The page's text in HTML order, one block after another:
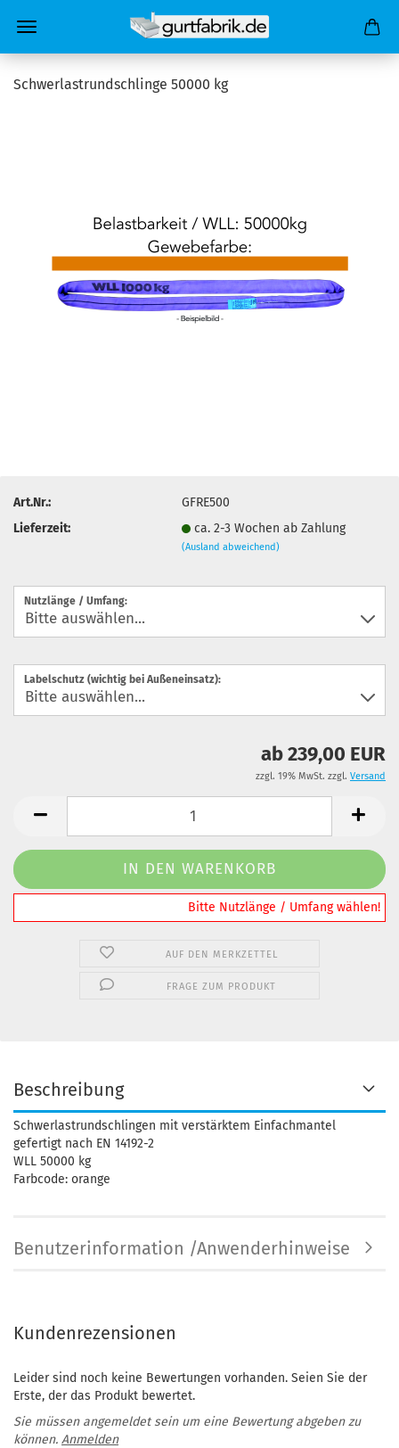
Schwerlastrundschlinge 50000 kg
Art.Nr.:
GFRE500
Lieferzeit:
ca. 2-3 Wochen ab Zahlung
(Ausland abweichend)
Nutzlänge / Umfang:
Labelschutz (wichtig bei Außeneinsatz):
ab 239,00 EUR
zzgl. 19% MwSt. zzgl. Versand
️️️️️Bitte Nutzlänge / Umfang wählen!
AUF DEN MERKZETTEL
FRAGE ZUM PRODUKT
Beschreibung
Schwerlastrundschlingen mit verstärktem Einfachmantel
gefertigt nach EN 14192-2
WLL 50000 kg
Farbcode: orange
Benutzerinformation /Anwenderhinweise
Kundenrezensionen
Leider sind noch keine Bewertungen vorhanden. Seien Sie der
Erste, der das Produkt bewertet.
Sie müssen angemeldet sein um eine Bewertung abgeben zu
können. Anmelden